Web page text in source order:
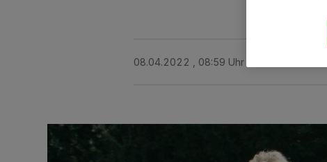
08.04.2022 , 08:59 Uhr